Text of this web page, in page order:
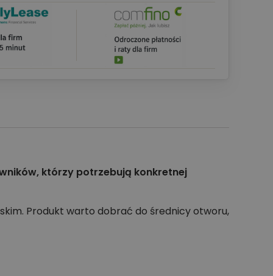
którzy potrzebują konkretnej
Produkt warto dobrać do średnicy otworu,